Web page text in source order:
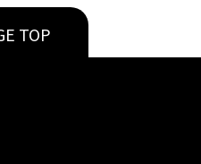
TOP